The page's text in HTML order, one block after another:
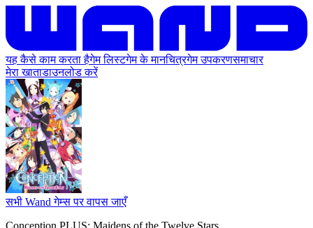
यह कैसे काम करता हैगेम लिस्टगेम के मानचित्रगेम उपकरणसमाचार
मेरा खाताडाउनलोड करें
सभी Wand गेम्स पर वापस जाएँ
Conception PLUS: Maidens of the Twelve Stars